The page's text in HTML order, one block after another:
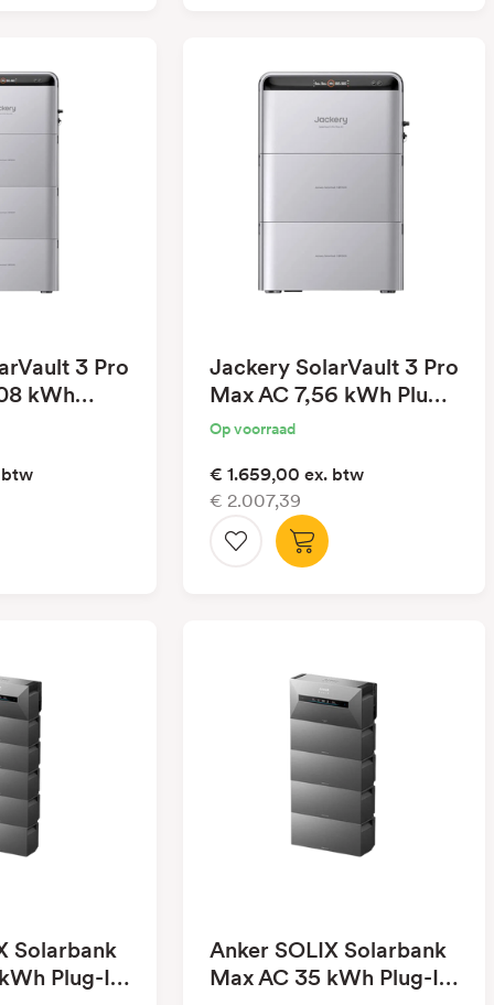
3 Pro
kWh
btw
Jackery SolarVault 3 Pro
Max AC 7,56 kWh Plug-
In Battery
Op voorraad
€ 1.659,00 ex. btw
€ 2.007,39
Solarbank
Plug-In
Anker SOLIX Solarbank
Max AC 35 kWh Plug-In